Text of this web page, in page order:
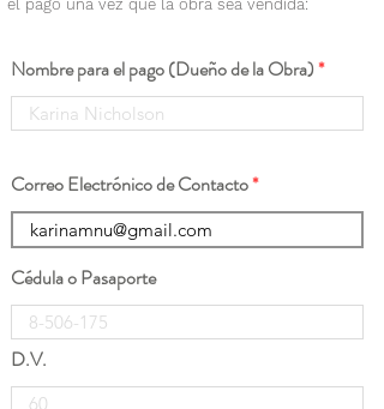
el pago una vez que la obra sea vendida:
Nombre para el pago (Dueño de la Obra)
Correo Electrónico de Contacto
Cédula o Pasaporte
D.V.